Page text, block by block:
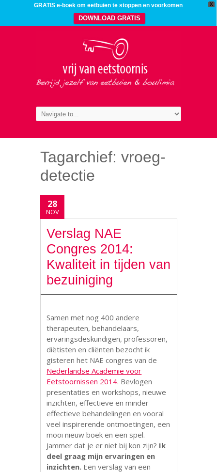
X
GRATIS e-boek om eetbuien te stoppen en voorkomen
DOWNLOAD GRATIS
Tagarchief: vroeg-
detectie
28
NOV
Verslag NAE
Congres 2014:
Kwaliteit in tijden van
bezuiniging
Samen met nog 400 andere
therapeuten, behandelaars,
ervaringsdeskundigen, professoren,
diëtisten en cliënten bezocht ik
gisteren het NAE congres van de
Nederlandse Academie voor
Eetstoornissen 2014. Bevlogen
presentaties en workshops, nieuwe
inzichten, effectieve en minder
effectieve behandelingen en vooral
veel inspirerende ontmoetingen, een
mooi nieuw boek en een spel.
Jammer dat je er niet bij kon zijn? Ik
deel graag mijn ervaringen en
inzichten. Een verslag van een